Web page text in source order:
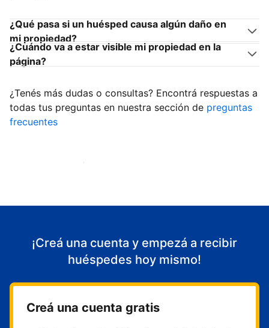
¿Qué pasa si un huésped causa algún daño en
mi propiedad?
¿Cuándo va a estar visible mi propiedad en la
página?
¿Tenés más dudas o consultas? Encontrá respuestas a
todas tus preguntas en nuestra sección de preguntas
frecuentes
Empezá a recibir huéspedes
¡Creá una cuenta y empezá a recibir
huéspedes hoy mismo!
Creá una cuenta gratis